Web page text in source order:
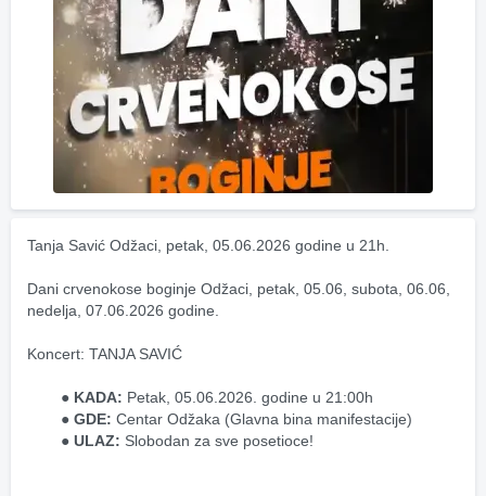
Tanja Savić Odžaci, petak, 05.06.2026 godine u 21h.
Dani crvenokose boginje Odžaci, petak, 05.06, subota, 06.06,
nedelja, 07.06.2026 godine.
Koncert: TANJA SAVIĆ
KADA: Petak, 05.06.2026. godine u 21:00h
GDE: Centar Odžaka (Glavna bina manifestacije)
ULAZ: Slobodan za sve posetioce!